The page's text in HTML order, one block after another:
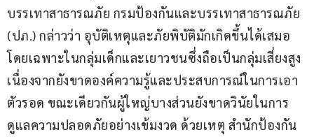
บรรเทาสาธารณภัย กรมป้องกันและบรรเทาสาธารณภัย
(ปภ.) กล่าวว่า อุบัติเหตุและภัยพิบัติมักเกิดขึ้นได้เสมอ
โดยเฉพาะในกลุ่มเด็กและเยาวชนซึ่งถือเป็นกลุ่มเสี่ยงสูง
เนื่องจากยังขาดองค์ความรู้และประสบการณ์ในการเอา
ตัวรอด ขณะเดียวกันผู้ใหญ่บางส่วนยังขาดวินัยในการ
ดูแลความปลอดภัยอย่างเข้มงวด ด้วยเหตุ สำนักป้องกัน